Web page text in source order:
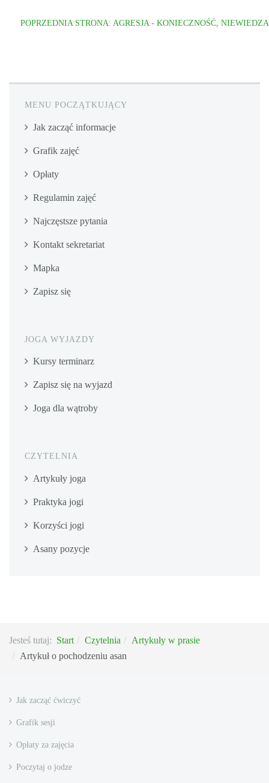
POPRZEDNIA STRONA: AGRESJA - KONIECZNOŚĆ,
MENU POCZĄTKUJĄCY
Jak zacząć informacje
Grafik zajęć
Opłaty
Regulamin zajęć
Najczęstsze pytania
Kontakt sekretariat
Mapka
Zapisz się
JOGA WYJAZDY
Kursy terminarz
Zapisz się na wyjazd
Joga dla wątroby
CZYTELNIA
Artykuły joga
Praktyka jogi
Korzyści jogi
Asany pozycje
Jesteś tutaj: Start Czytelnia
Artykuły w prasie
Artykuł o pochodzeniu asan
Jak zacząć ćwiczyć
Grafik sesji
Opłaty za zajęcia
Poczytaj o jodze